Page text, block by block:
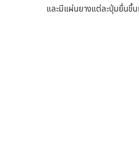
และมีแผ่นยางแต่ละปุ่มยื่นขึ้